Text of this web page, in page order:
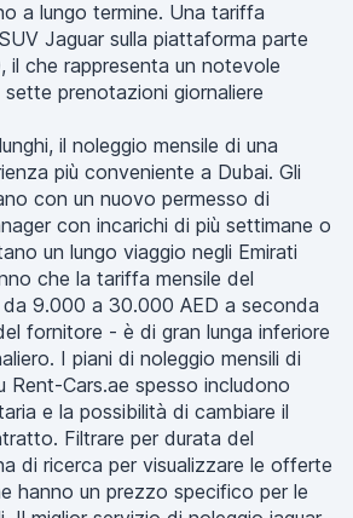
a lungo termine. Una tariffa
Jaguar sulla piattaforma parte
il che rappresenta un notevole
prenotazioni giornaliere
il noleggio mensile di una
più conveniente a Dubai. Gli
con un nuovo permesso di
con incarichi di più settimane o
un lungo viaggio negli Emirati
che la tariffa mensile del
9.000 a 30.000 AED a seconda
fornitore - è di gran lunga inferiore
I piani di noleggio mensili di
Rent-Cars.ae spesso includono
e la possibilità di cambiare il
Filtrare per durata del
di ricerca per visualizzare le offerte
hanno un prezzo specifico per le